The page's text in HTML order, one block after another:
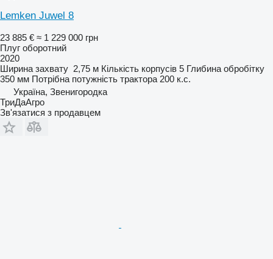
Lemken Juwel 8
23 885 € ≈ 1 229 000 грн
Плуг оборотний
2020
Ширина захвату 2,75 м Кількість корпусів 5 Глибина обробітку
350 мм Потрібна потужність трактора 200 к.с.
Україна, Звенигородка
ТриДаАгро
Зв'язатися з продавцем